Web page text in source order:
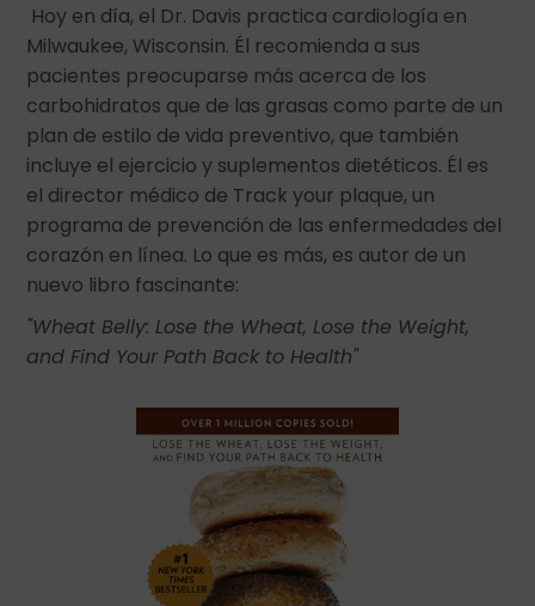
Hoy en día, el Dr. Davis practica cardiología en
Milwaukee, Wisconsin. Él recomienda a sus
pacientes preocuparse más acerca de los
carbohidratos que de las grasas como parte de un
plan de estilo de vida preventivo, que también
incluye el ejercicio y suplementos dietéticos. Él es
el director médico de Track your plaque, un
programa de prevención de las enfermedades del
corazón en línea. Lo que es más, es autor de un
nuevo libro fascinante:
"Wheat Belly: Lose the Wheat, Lose the Weight,
and Find Your Path Back to Health"